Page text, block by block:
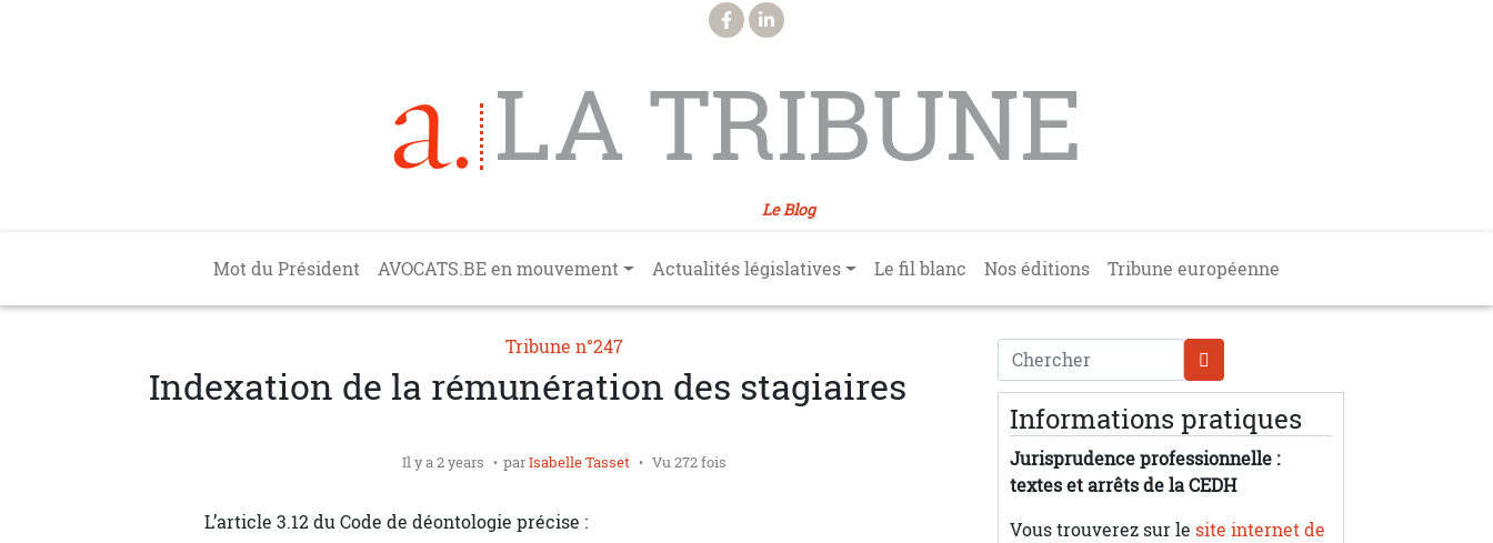
LA TRIBUNE
Le Blog
Main navigation
Mot du Président AVOCATS.BE en mouvement Actualités législatives Le fil blanc Nos éditions Tribune européenne
Tribune n°247
Indexation de la rémunération des stagiaires
Il y a 2 years parIsabelle Tasset Vu 272 fois
L’article 3.12 du Code de déontologie précise :
Chercher
Informations pratiques
Jurisprudence professionnelle :
textes et arrêts de la CEDH
Vous trouverez sur le site internet de